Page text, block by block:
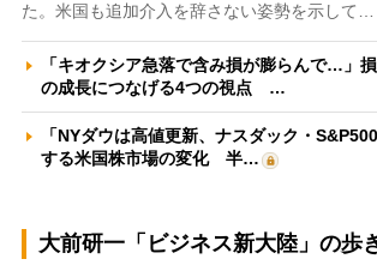
た。米国も追加介入を辞さない姿勢を示して…
「キオクシア急落で含み損が膨らんで…」
の成長につなげる4つの視点 …
「NYダウは高値更新、ナスダック・
する米国株市場の変化 半…
大前研一「ビジネス新大陸」の歩